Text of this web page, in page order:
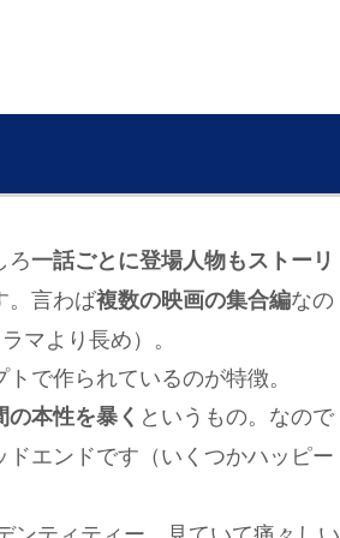
ろ一話ごとに登場人物もストーリ
。言わば複数の映画の集合編なの
マより長め）。
で作られているのが特徴。
本性を暴く というもの。なので
エンドです（いくつかハッピー
ンティティー。見ていて痛々しい